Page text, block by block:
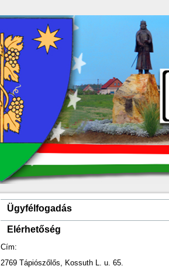
Ügyfélfogadás
Elérhetőség
Cím:
2769 Tápiószőlős, Kossuth L. u. 65.